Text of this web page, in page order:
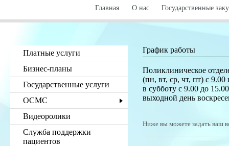
Главная О нас Государственные
Платные услуги
Бизнес-планы
Государственные услуги
ОСМС
Видеоролики
Служба поддержки
пациентов
График работы
Поликлиническое
(пн, вт, ср, чт, пт) с
в субботу с 9.00 до 15.00
выходной день
Ниже вы можете задать ваш